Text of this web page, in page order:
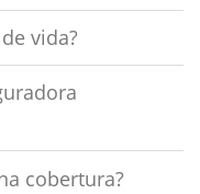
vida?
cobertura?